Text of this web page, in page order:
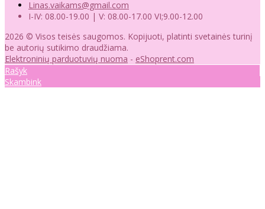
Linas.vaikams@gmail.com
I-IV: 08.00-19.00 | V: 08.00-17.00 VI;9.00-12.00
2026 © Visos teisės saugomos. Kopijuoti, platinti svetainės turinį
be autorių sutikimo draudžiama.
Elektroninių parduotuvių nuoma - eShoprent.com
Rašyk
Skambink